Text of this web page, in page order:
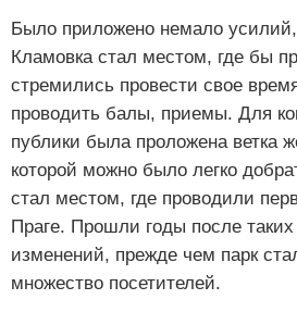
Было приложено немало
Кламовка стал местом, где бы
стремились провести свое
проводить балы, приемы. Для
публики была проложена ветка
которой можно было легко
стал местом, где проводили
Праге. Прошли годы после
изменений, прежде чем парк
множество посетителей.